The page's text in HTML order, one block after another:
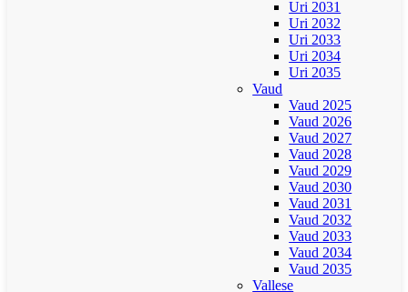
Uri 2031
Uri 2032
Uri 2033
Uri 2034
Uri 2035
Vaud
Vaud 2025
Vaud 2026
Vaud 2027
Vaud 2028
Vaud 2029
Vaud 2030
Vaud 2031
Vaud 2032
Vaud 2033
Vaud 2034
Vaud 2035
Vallese